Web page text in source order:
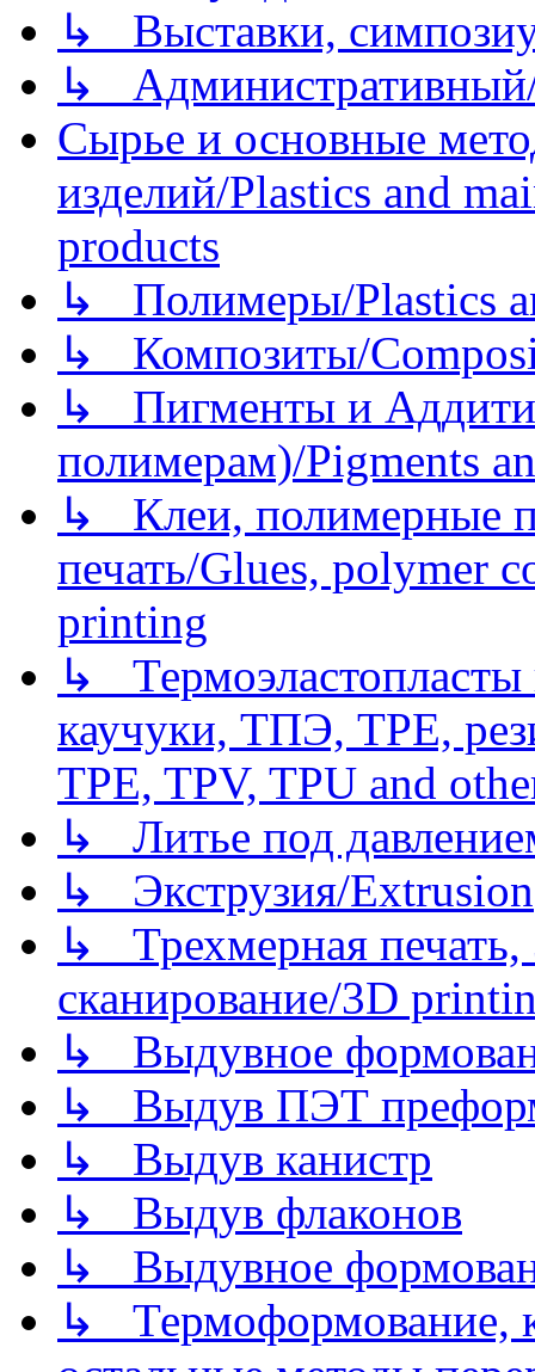
↳ Выставки,
↳
Сырье и основные
изделий/Plastics and
products
↳ Полимеры/Plastics
↳ Композиты/
↳ Пигменты и
полимерам)/Pigments
↳ Клеи, полимерные
печать/Glues, polymer
printing
↳
каучуки, ТПЭ, TPE,
TPE, TPV, TPU and
↳ Литье под
↳ Экструзия/Extrusion
↳ Трехмерная
сканирование/3D
↳ Выдувное
↳ Выдув ПЭТ
↳ Выдув канистр
↳ Выдув флаконов
↳ Выдувное
↳ Термоформование,